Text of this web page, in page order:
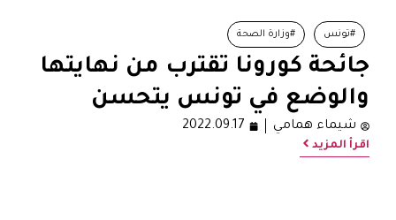
#تونس #وزارة الصحة
جائحة كورونا تقترب من نهايتها
والوضع في تونس يتحسن
شيماء همامي 2022.09.17
اقرأ المزيد